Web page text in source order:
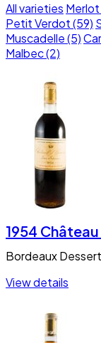
All varieties Merlot
Petit Verdot (59)
Muscadelle (5)
Malbec (2)
1954
BordeauxDessert
View details